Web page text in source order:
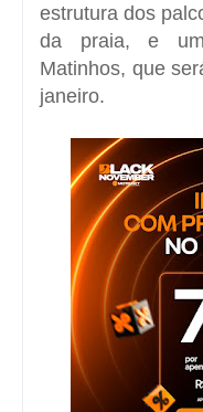
estrutura dos
da praia, e
Matinhos, que
janeiro.